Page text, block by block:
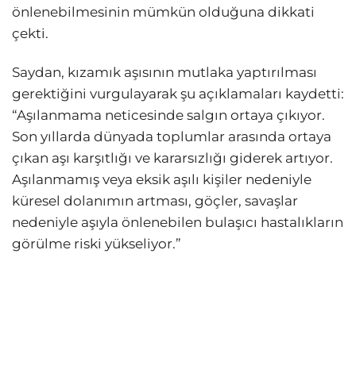
önlenebilmesinin mümkün olduğuna dikkati
çekti.
Saydan, kızamık aşısının mutlaka yaptırılması
gerektiğini vurgulayarak şu açıklamaları kaydetti:
“Aşılanmama neticesinde salgın ortaya çıkıyor.
Son yıllarda dünyada toplumlar arasında ortaya
çıkan aşı karşıtlığı ve kararsızlığı giderek artıyor.
Aşılanmamış veya eksik aşılı kişiler nedeniyle
küresel dolanımın artması, göçler, savaşlar
nedeniyle aşıyla önlenebilen bulaşıcı hastalıkların
görülme riski yükseliyor.”